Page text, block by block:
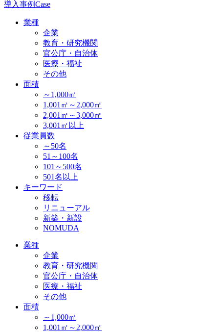
導入事例Case
業種
企業
教育・研究機関
官公庁・自治体
医療・福祉
その他
面積
～1,000㎡
1,001㎡～2,000㎡
2,001㎡～3,000㎡
3,001㎡以上
従業員数
～50名
51～100名
101～500名
501名以上
キーワード
移転
リニューアル
新築・新設
NOMUDA
業種
企業
教育・研究機関
官公庁・自治体
医療・福祉
その他
面積
～1,000㎡
1,001㎡～2,000㎡